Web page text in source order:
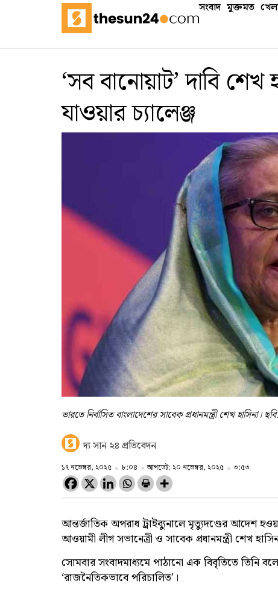
সংবাদ মুক্তমত
‘সব বানোয়াট’ দাবি
যাওয়ার চ্যালেঞ্জ
ভারতে নির্বাসিত বাংলাদেশের সাবেক প্রধানমন্ত্রী শেখ হাসিনা।
দ্য সান ২৪ প্রতিবেদন
১৭ নভেম্বর, ২০২৫ ৮:০৪ আপডেট: ২০ নভেম্বর, ২০২৫ ৩:৫৩
আন্তর্জাতিক অপরাধ ট্রাইব্যুনালে মৃত্যুদণ্ডের আদেশ
আওয়ামী লীগ সভানেত্রী ও সাবেক প্রধানমন্ত্রী শেখ
সোমবার সংবাদমাধ্যমে পাঠানো এক বিবৃতিতে তিনি
‘রাজনৈতিকভাবে পরিচালিত’।